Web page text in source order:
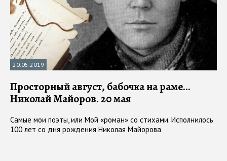
20.05.2019
Просторный август, бабочка на раме…
Николай Майоров. 20 мая
Самые мои поэты, или Мой «роман» со стихами. Исполнилось
100 лет со дня рождения Николая Майорова